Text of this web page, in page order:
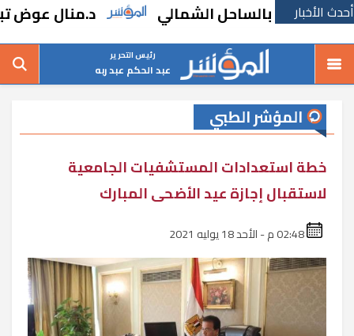
أحدث الأخبار
بالساحل الشمالي د.منال عوض تبحث
رئيس التحرير
عبد الحكم عبد ربه
المؤشر الطبي
خطة استعدادات المستشفيات الجامعية
لاستقبال إجازة عيد الأضحى المبارك